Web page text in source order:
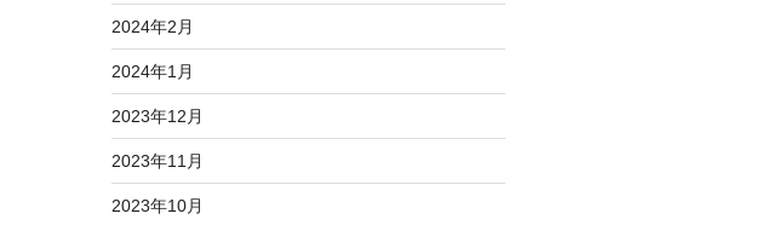
2024年2月
2024年1月
2023年12月
2023年11月
2023年10月